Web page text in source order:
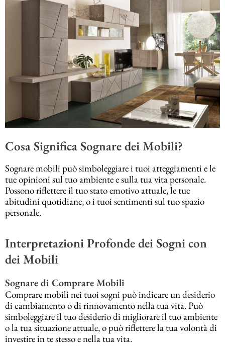
Cosa Significa Sognare dei Mobili?
Sognare mobili può simboleggiare i tuoi atteggiamenti e le
tue opinioni sul tuo ambiente e sulla tua vita personale.
Possono riflettere il tuo stato emotivo attuale, le tue
abitudini quotidiane, o i tuoi sentimenti sul tuo spazio
personale.
Interpretazioni Profonde dei Sogni con
dei Mobili
Sognare di Comprare Mobili
Comprare mobili nei tuoi sogni può indicare un desiderio
di cambiamento o di rinnovamento nella tua vita. Può
simboleggiare il tuo desiderio di migliorare il tuo ambiente
o la tua situazione attuale, o può riflettere la tua volontà di
investire in te stesso e nella tua vita.